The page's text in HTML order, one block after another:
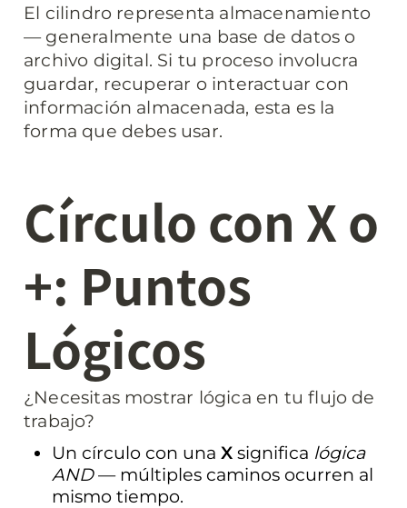
El cilindro representa almacenamiento
— generalmente una base de datos o
archivo digital. Si tu proceso involucra
guardar, recuperar o interactuar con
información almacenada, esta es la
forma que debes usar.
Círculo con X o
+: Puntos
Lógicos
¿Necesitas mostrar lógica en tu flujo de
trabajo?
Un círculo con una X significa lógica
AND — múltiples caminos ocurren al
mismo tiempo.